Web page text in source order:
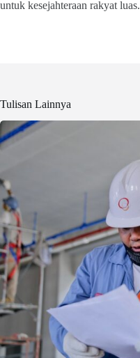
untuk kesejahteraan rakyat luas.
Tulisan Lainnya